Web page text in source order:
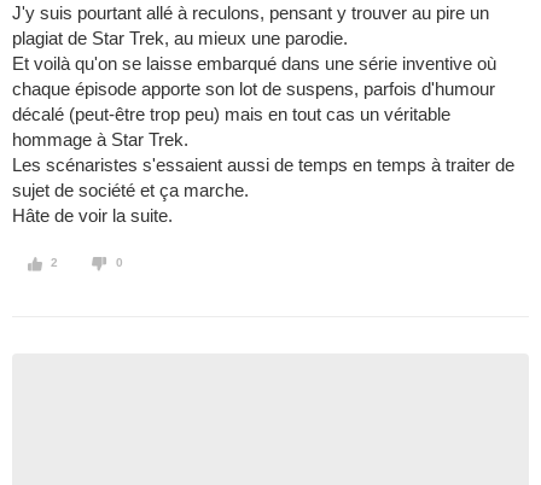
J'y suis pourtant allé à reculons, pensant y trouver au pire un
plagiat de Star Trek, au mieux une parodie.
Et voilà qu'on se laisse embarqué dans une série inventive où
chaque épisode apporte son lot de suspens, parfois d'humour
décalé (peut-être trop peu) mais en tout cas un véritable
hommage à Star Trek.
Les scénaristes s'essaient aussi de temps en temps à traiter de
sujet de société et ça marche.
Hâte de voir la suite.
2 0